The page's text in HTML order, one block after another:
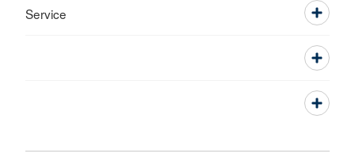
Service